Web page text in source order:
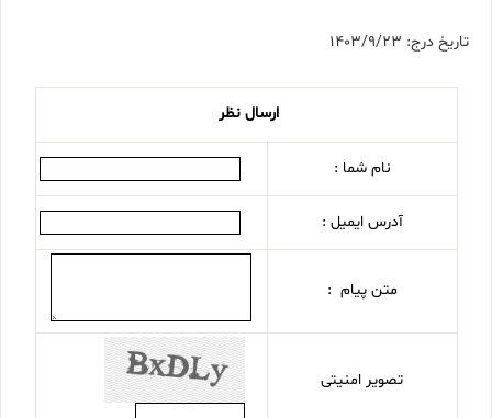
تاریخ درج: 1403/9/23
ارسال نظر
نام شما :
آدرس ایمیل :
متن پیام :
تصویر امنیتی